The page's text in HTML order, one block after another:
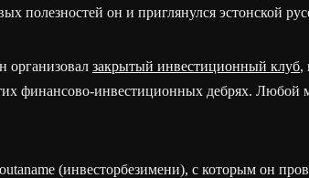
полезностей он и приглянулся эстонской
организовал закрытый инвестиционный клуб,
финансово-инвестиционных дебрях. Любой
(инвесторбезимени), с которым он